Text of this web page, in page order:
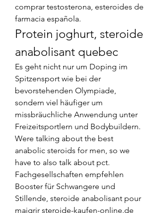
comprar testosterona, esteroides de
farmacia española.
Protein joghurt, steroide
anabolisant quebec
Es geht nicht nur um Doping im
Spitzensport wie bei der
bevorstehenden Olympiade,
sondern viel häufiger um
missbräuchliche Anwendung unter
Freizeitsportlern und Bodybuildern.
Were talking about the best
anabolic steroids for men, so we
have to also talk about pct.
Fachgesellschaften empfehlen
Booster für Schwangere und
Stillende, steroide anabolisant pour
maigrir steroide-kaufen-online.de